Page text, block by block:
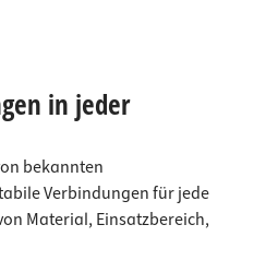
in jeder
bekannten
Verbindungen für jede
Material, Einsatzbereich,